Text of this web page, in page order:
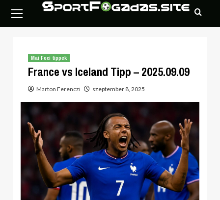
content
Menu
Mai Foci tippek
France vs Iceland Tipp – 2025.09.09
Marton Ferenczi szeptember 8, 2025